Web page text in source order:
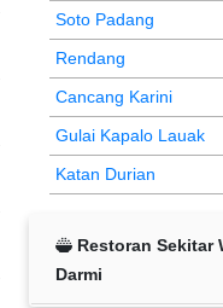
Soto Padang
Rendang
Cancang Karini
Gulai Kapalo Lauak
Katan Durian
Restoran Sekitar
Darmi